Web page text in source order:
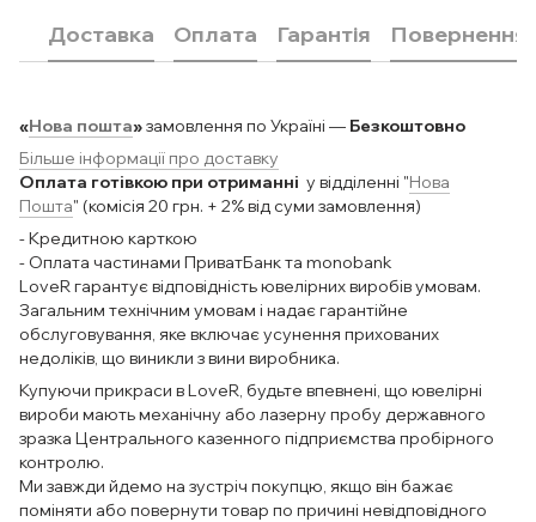
Доставка Оплата Гарантія Повернення
«Нова пошта»замовлення по Україні — Безкоштовно
Більше інформації про доставку
Оплата готівкою при отриманні у відділенні "Нова
Пошта" (комісія 20 грн. + 2% від суми замовлення)
- Кредитною карткою
- Оплата частинами ПриватБанк та monobank
LoveR гарантує відповідність ювелірних виробів умовам.
Загальним технічним умовам і надає гарантійне
обслуговування, яке включає усунення прихованих
недоліків, що виникли з вини виробника.
Купуючи прикраси в LoveR, будьте впевнені, що ювелірні
вироби мають механічну або лазерну пробу державного
зразка Центрального казенного підприємства пробірного
контролю.
Ми завжди йдемо на зустріч покупцю, якщо він бажає
поміняти або повернути товар по причині невідповідного